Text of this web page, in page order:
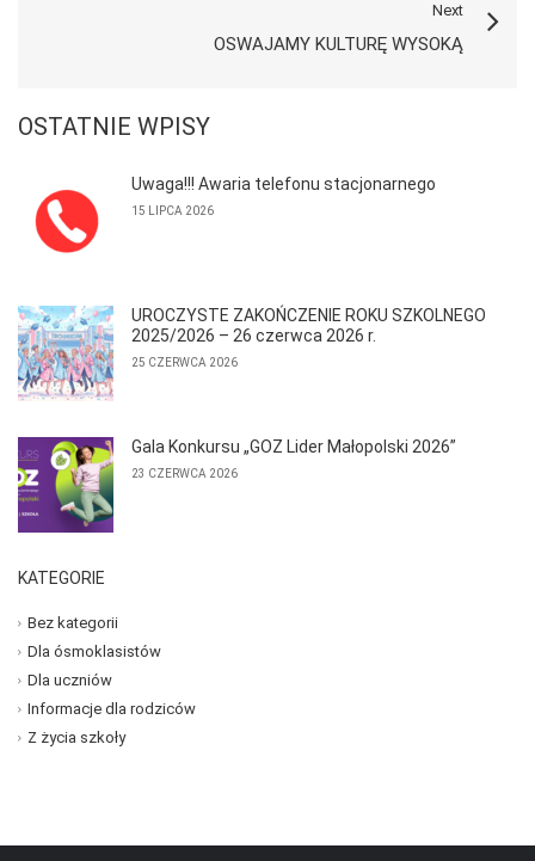
Next
OSWAJAMY KULTURĘ WYSOKĄ
OSTATNIE WPISY
Uwaga!!! Awaria telefonu stacjonarnego
15 LIPCA 2026
UROCZYSTE ZAKOŃCZENIE ROKU SZKOLNEGO
2025/2026 – 26 czerwca 2026 r.
25 CZERWCA 2026
Gala Konkursu „GOZ Lider Małopolski 2026”
23 CZERWCA 2026
KATEGORIE
Bez kategorii
Dla ósmoklasistów
Dla uczniów
Informacje dla rodziców
Z życia szkoły